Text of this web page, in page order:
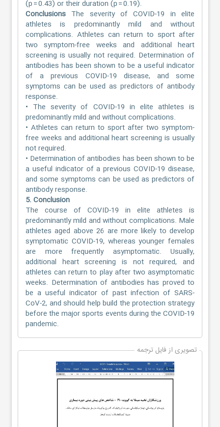
(p = 0.43) or their duration (p = 0.19).
Conclusions The severity of COVID-19 in elite
athletes is predominantly mild and without
complications. Athletes can return to sport after
two symptom-free weeks and additional heart
screening is usually not required. Determination of
antibodies has been shown to be a useful indicator
of a previous COVID-19 disease, and some
symptoms can be used as predictors of antibody
response.
• The severity of COVID-19 in elite athletes is
predominantly mild and without complications.
• Athletes can return to sport after two symptom-
free weeks and additional heart screening is usually
not required.
• Determination of antibodies has been shown to be
a useful indicator of a previous COVID-19 disease,
and some symptoms can be used as predictors of
antibody response.
5. Conclusion
The course of COVID-19 in elite athletes is
predominantly mild and without complications. Male
athletes aged above 26 are more likely to develop
symptomatic COVID-19, whereas younger females
are more frequently asymptomatic. Usually,
additional heart screening is not required, and
athletes can return to play after two asymptomatic
weeks. Determination of antibodies has proved to
be a useful indicator of past infection of SARS-
CoV-2, and should help build the protection strategy
before the major sports events during the COVID-19
pandemic.
تصویری از فایل ترجمه